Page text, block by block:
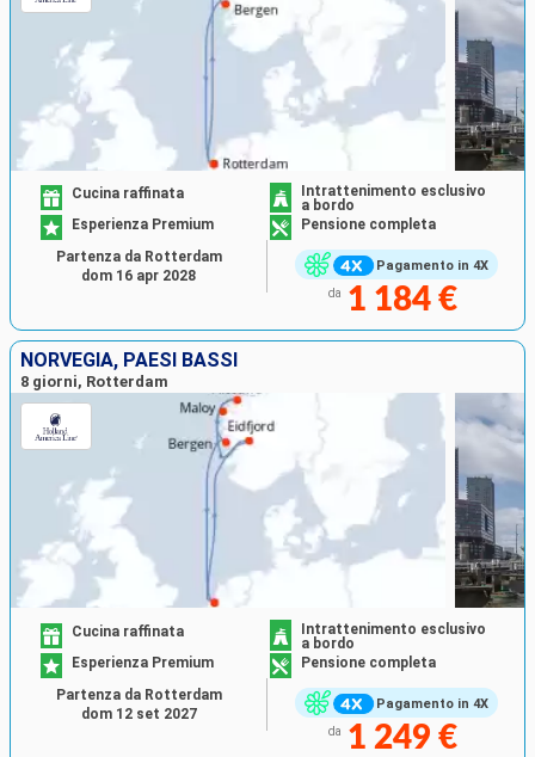
Pagamento in 4X
Cucina raffinata
Intrattenimento esclusivo
a bordo
Esperienza Premium
Pensione completa
da 1 184 €
Partenza da Rotterdam
dom 16 apr 2028
NORVEGIA, PAESI BASSI
8 giorni, Rotterdam
Pagamento in 4X
Cucina raffinata
Intrattenimento esclusivo
a bordo
Esperienza Premium
Pensione completa
da 1 249 €
Partenza da Rotterdam
dom 12 set 2027